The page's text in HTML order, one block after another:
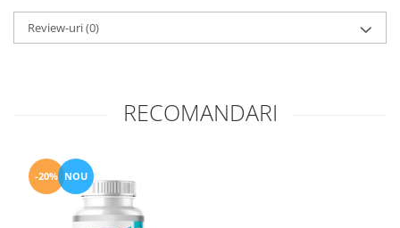
Review-uri(0)
RECOMANDARI
-20% NOU